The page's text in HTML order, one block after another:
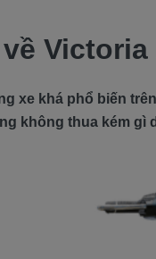
Victoria
xe khá phổ biến
không thua kém